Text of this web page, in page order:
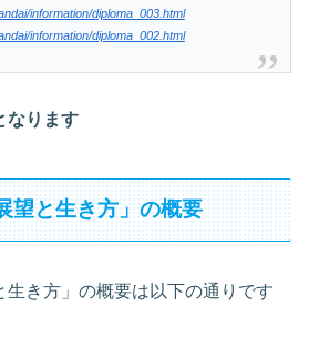
information/diploma_003.html
information/diploma_002.html
なります
望と生き方」の概要
生き方」の概要は以下の通りです